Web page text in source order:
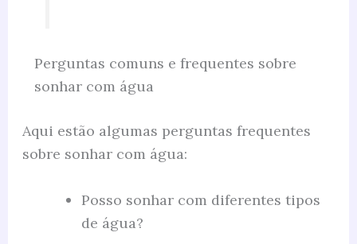
Perguntas comuns e frequentes sobre
sonhar com água
Aqui estão algumas perguntas frequentes
sobre sonhar com água:
Posso sonhar com diferentes tipos
de água?